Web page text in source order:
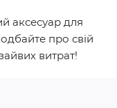
аксесуар для
про свій
витрат!